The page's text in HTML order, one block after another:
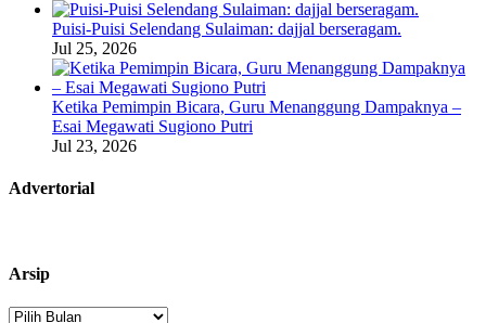
Puisi-Puisi Selendang Sulaiman: dajjal berseragam.
Jul 25, 2026
Ketika Pemimpin Bicara, Guru Menanggung Dampaknya –
Esai Megawati Sugiono Putri
Jul 23, 2026
Advertorial
Arsip
Arsip